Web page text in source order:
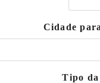
Cidade
Tipo da